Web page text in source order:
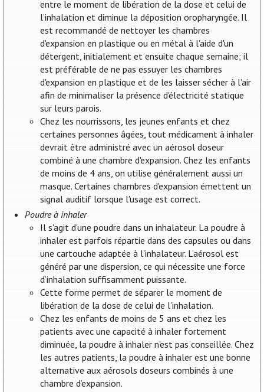
entre le moment de libération de la dose et celui de
l’inhalation et diminue la déposition oropharyngée. Il
est recommandé de nettoyer les chambres
d'expansion en plastique ou en métal à l'aide d'un
détergent, initialement et ensuite chaque semaine; il
est préférable de ne pas essuyer les chambres
d'expansion en plastique et de les laisser sécher à l'air
afin de minimaliser la présence d'électricité statique
sur leurs parois.
Chez les nourrissons, les jeunes enfants et chez
certaines personnes âgées, tout médicament à inhaler
devrait être administré avec un aérosol doseur
combiné à une chambre d'expansion. Chez les enfants
de moins de 4 ans, on utilise généralement aussi un
masque. Certaines chambres d'expansion émettent un
signal auditif lorsque l'usage est correct.
Poudre à inhaler
Il s'agit d'une poudre dans un inhalateur. La poudre à
inhaler est parfois répartie dans des capsules ou dans
une cartouche adaptée à l'inhalateur. L’aérosol est
généré par une dispersion, ce qui nécessite une force
d’inhalation suffisamment puissante.
Cette forme permet de séparer le moment de
libération de la dose de celui de l’inhalation.
Chez les enfants de moins de 5 ans et chez les
patients avec une capacité à inhaler fortement
diminuée, la poudre à inhaler n'est pas conseillée. Chez
les autres patients, la poudre à inhaler est une bonne
alternative aux aérosols doseurs combinés à une
chambre d’expansion.